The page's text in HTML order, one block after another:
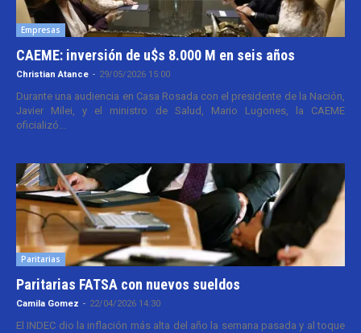
Empresas
CAEME: inversión de u$s 8.000 M en seis años
Christian Atance - 29/05/2026 15:00
Durante una audiencia en Casa Rosada con el presidente de la Nación,
Javier Milei, y el ministro de Salud, Mario Lugones, la CAEME
oficializó...
Paritarias
Paritarias FATSA con nuevos sueldos
Camila Gomez - 22/04/2026 14:30
El INDEC dio la inflación más alta del año la semana pasada y al toque